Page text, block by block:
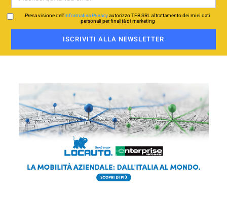
Presa visione dell’Informativa Privacyautorizzo TFB SRL al trattamento dei miei dati
personali per finalità di marketing
ISCRIVITI ALLA NEWSLETTER